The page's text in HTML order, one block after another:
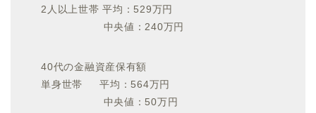
2人以上世帯 平均：529万円
中央値：240万円
40代の金融資産保有額
単身世帯 平均：564万円
中央値：50万円